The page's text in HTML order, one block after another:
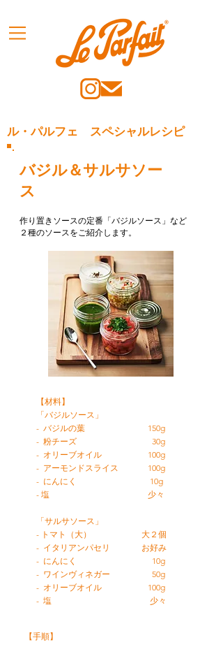
ル・パルフェ スペシャルレシピ
バジル＆サルサソー
ス
​作り置きソースの定番「バジルソース」など
２種のソースをご紹介します。
【材料】
​「バジルソース」
- バジルの葉 150g
- 粉チーズ 30g
- オリーブオイル 100g
- アーモンドスライス 100g
- にんにく 10g
- 塩 少々
​「サルサソース」
- トマト（大）
大２個
- イタリアンパセリ お好み
- にんにく 10g
- ワインヴィネガー 50g
- オリーブオイル 100g
- 塩 少々
【手順】